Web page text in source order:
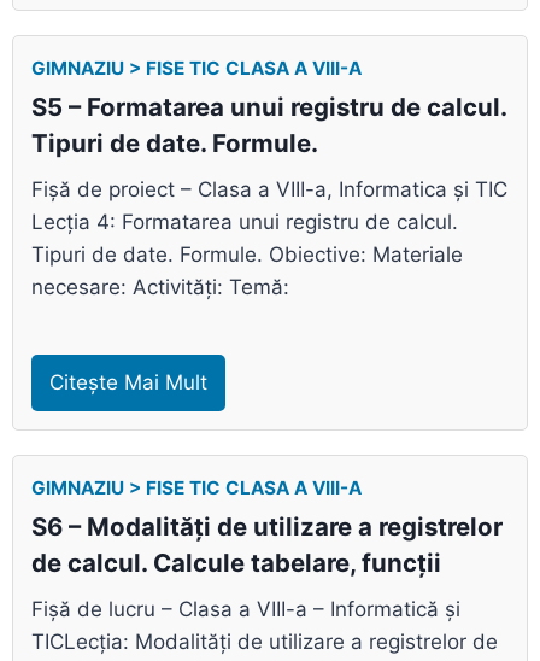
GIMNAZIU > FISE TIC CLASA A VIII-A
S5 – Formatarea unui registru de calcul.
Tipuri de date. Formule.
Fișă de proiect – Clasa a VIII-a, Informatica și TIC
Lecția 4: Formatarea unui registru de calcul.
Tipuri de date. Formule. Obiective: Materiale
necesare: Activități: Temă:
Citește Mai Mult
GIMNAZIU > FISE TIC CLASA A VIII-A
S6 – Modalități de utilizare a registrelor
de calcul. Calcule tabelare, funcții
Fișă de lucru – Clasa a VIII-a – Informatică și
TICLecția: Modalități de utilizare a registrelor de